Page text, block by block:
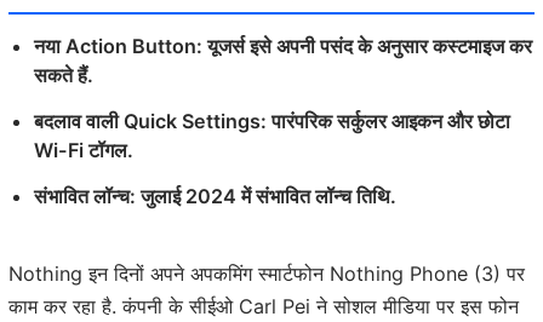
नया Action Button: यूजर्स इसे अपनी पसंद के अनुसार कस्टमाइज कर
सकते हैं.
बदलाव वाली Quick Settings: पारंपरिक सर्कुलर आइकन और छोटा
Wi-Fi टॉगल.
संभावित लॉन्च: जुलाई 2024 में संभावित लॉन्च तिथि.
Nothing इन दिनों अपने अपकमिंग स्मार्टफोन Nothing Phone (3) पर
काम कर रहा है. कंपनी के सीईओ Carl Pei ने सोशल मीडिया पर इस फोन